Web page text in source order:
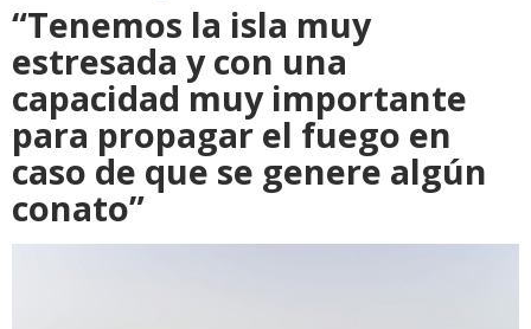
“Tenemos la isla muy
estresada y con una
capacidad muy importante
para propagar el fuego en
caso de que se genere algún
conato”